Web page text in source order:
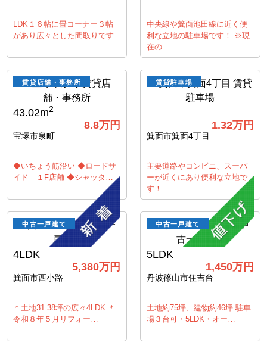
LDK１６帖に畳コーナー３帖
があり広々とした間取りです
中央線や箕面池田線に近く便
利な立地の駐車場です！ ※現
在の…
賃貸店舗・事務所
43.02m2
8.8万円
宝塚市泉町
◆いちょう筋沿い ◆ロードサ
イド １F店舗 ◆シャッタ…
賃貸駐車場
1.32万円
箕面市箕面4丁目
主要道路やコンビニ、スーパ
ーが近くにあり便利な立地で
す！ …
中古一戸建て
4LDK
5,380万円
箕面市西小路
＊土地31.38坪の広々4LDK ＊
令和８年５月リフォー…
中古一戸建て
5LDK
1,450万円
丹波篠山市住吉台
土地約75坪、建物約46坪 駐車
場３台可・5LDK・オー…